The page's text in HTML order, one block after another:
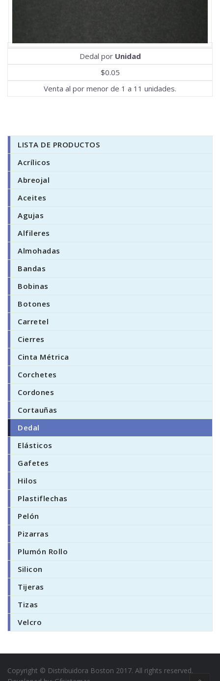
Dedal por Unidad
$0.05
Venta al por menor de 1 a 11 unidades.
LISTA DE PRODUCTOS
Acrílicos
Abreojal
Aceites
Agujas
Alfileres
Almohadas
Bandas
Bobinas
Botones
Carretel
Cierres
Cinta Métrica
Corchetes
Cordones
Cortauñas
Dedal
Elásticos
Gafetes
Hilos
Plastiflechas
Pelón
Pizarras
Plumón Rollo
Silicon
Tijeras
Tizas
Velcro
Copyright © Distribuidora Boston 2017. All rights reserved.